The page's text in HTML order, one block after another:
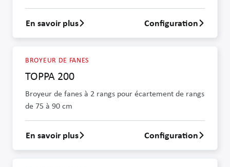
En savoir plus sur KSA 75-2
En savoir plus Configuration
BROYEUR DE FANES
TOPPA 200
Broyeur de fanes à 2 rangs pour écartement de rangs
de 75 à 90 cm
En savoir plus sur TOPPA 200
En savoir plus Configuration